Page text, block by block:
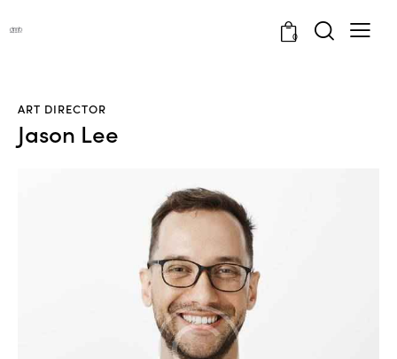
0
ART DIRECTOR
Jason Lee